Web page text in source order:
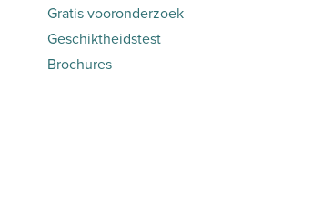
Gratis vooronderzoek
Geschiktheidstest
Brochures